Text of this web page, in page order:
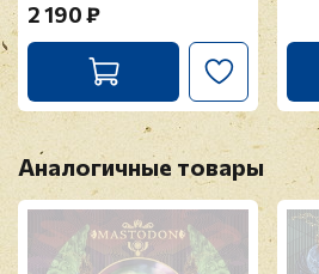
2 190 ₽
Аналогичные товары